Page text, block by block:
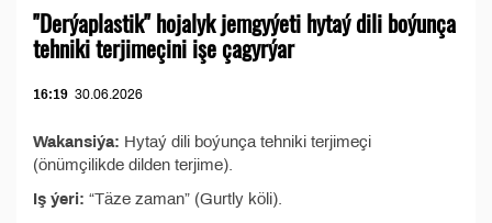
"Derýaplastik" hojalyk jemgyýeti hytaý dili boýunça
tehniki terjimeçini işe çagyrýar
16:19 30.06.2026
Wakansiýa: Hytaý dili boýunça tehniki terjimeçi
(önümçilikde dilden terjime).
Iş ýeri: “Täze zaman” (Gurtly köli).